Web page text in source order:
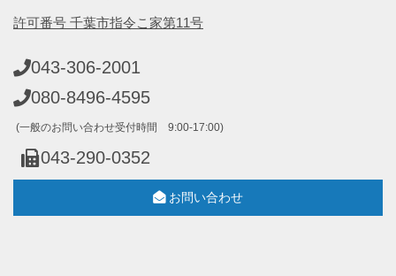
許可番号 千葉市指令こ家第11号
043-306-2001
080-8496-4595
(一般のお問い合わせ受付時間 9:00-17:00)
043-290-0352
お問い合わせ